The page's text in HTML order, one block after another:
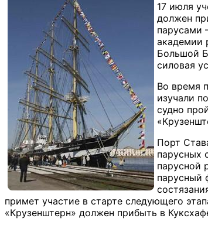
17 июля
должен
парусами
академии
Большой
силовая
Во время
изучали
судно
Порт
парусных
парусной
парусный
примет участие в старте следующего
«Крузенштерн» должен прибыть в